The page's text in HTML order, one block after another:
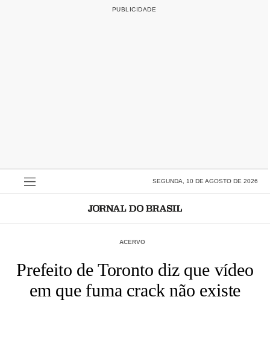
SEGUNDA, 10 DE AGOSTO DE 2026
ACERVO
Prefeito de Toronto diz que vídeo
em que fuma crack não existe